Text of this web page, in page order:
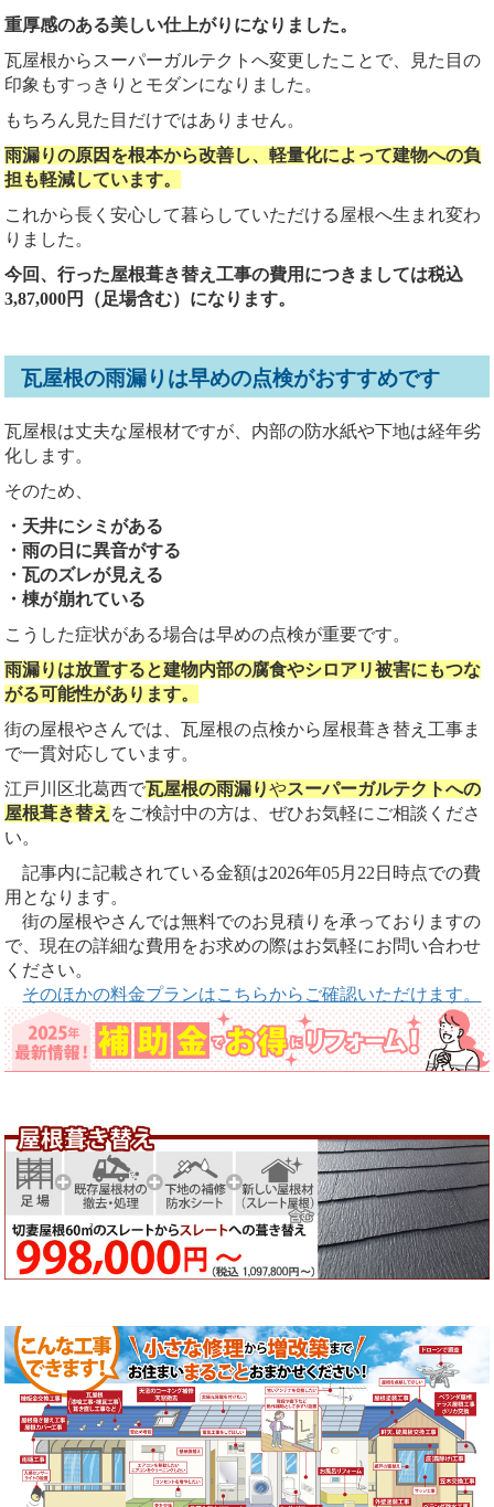
重厚感のある美しい仕上がりになりました。
瓦屋根からスーパーガルテクトへ変更したことで、見た目の
印象もすっきりとモダンになりました。
もちろん見た目だけではありません。
雨漏りの原因を根本から改善し、軽量化によって建物への負
担も軽減しています。
これから長く安心して暮らしていただける屋根へ生まれ変わ
りました。
今回、行った屋根葺き替え工事の費用につきましては税込
3,87,000円（足場含む）になります。
瓦屋根の雨漏りは早めの点検がおすすめです
瓦屋根は丈夫な屋根材ですが、内部の防水紙や下地は経年劣
化します。
そのため、
・天井にシミがある
・雨の日に異音がする
・瓦のズレが見える
・棟が崩れている
こうした症状がある場合は早めの点検が重要です。
雨漏りは放置すると建物内部の腐食やシロアリ被害にもつな
がる可能性があります。
街の屋根やさんでは、瓦屋根の点検から屋根葺き替え工事ま
で一貫対応しています。
江戸川区北葛西で瓦屋根の雨漏りやスーパーガルテクトへの
屋根葺き替え をご検討中の方は、ぜひお気軽にご相談くださ
い。
記事内に記載されている金額は2026年05月22日時点での費
用となります。
街の屋根やさんでは無料でのお見積りを承っておりますの
で、現在の詳細な費用をお求めの際はお気軽にお問い合わせ
ください。
そのほかの料金プランはこちらからご確認いただけます。